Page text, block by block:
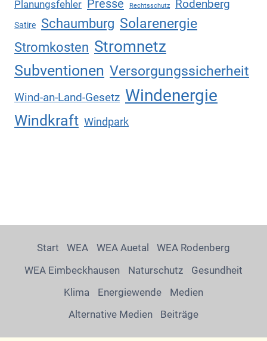
Planungsfehler Presse Rechtsschutz Rodenberg
Satire Schaumburg Solarenergie
Stromkosten Stromnetz
Subventionen Versorgungssicherheit
Wind-an-Land-Gesetz Windenergie
Windkraft Windpark
Start WEA WEA Auetal
WEA Rodenberg
WEA Eimbeckhausen
Naturschutz
Gesundheit
Klima
Energiewende
Medien
Alternative Medien
Beiträge